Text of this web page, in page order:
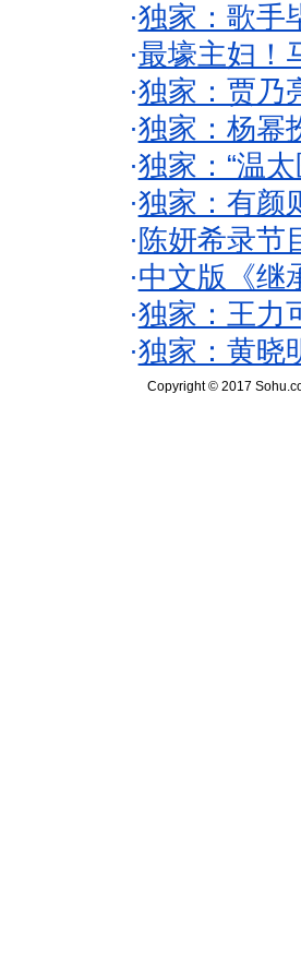
·独家：歌手
·最壕主妇！
·独家：贾乃
·独家：杨幂
·独家：“温
·独家：有颜
· 陈妍希录节
·中文版《继
·独家：王力
·独家：黄晓
Copyright © 2017